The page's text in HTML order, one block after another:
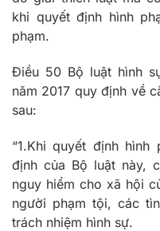
khi quyết định hình
phạm.
Điều 50 Bộ luật hình
năm 2017 quy định về
sau:
“1.Khi quyết định
định của Bộ luật này,
nguy hiểm cho xã hội
người phạm tội, các
trách nhiệm hình sự.